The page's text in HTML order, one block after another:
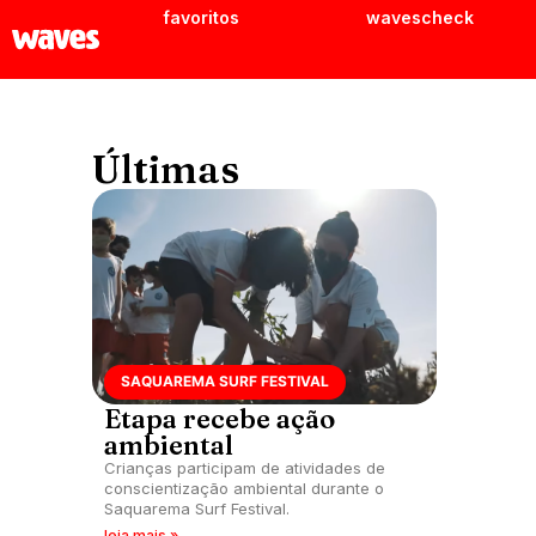
favoritos wavescheck
Últimas
SAQUAREMA SURF FESTIVAL
Etapa recebe ação
ambiental
Crianças participam de atividades de
conscientização ambiental durante o
Saquarema Surf Festival.